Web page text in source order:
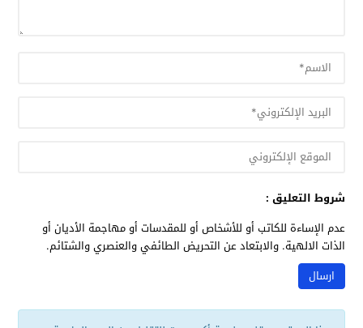
شروط التعليق :
عدم الإساءة للكاتب أو للأشخاص أو للمقدسات أو مهاجمة الأديان أو
الذات الالهية. والابتعاد عن التحريض الطائفي والعنصري والشتائم.